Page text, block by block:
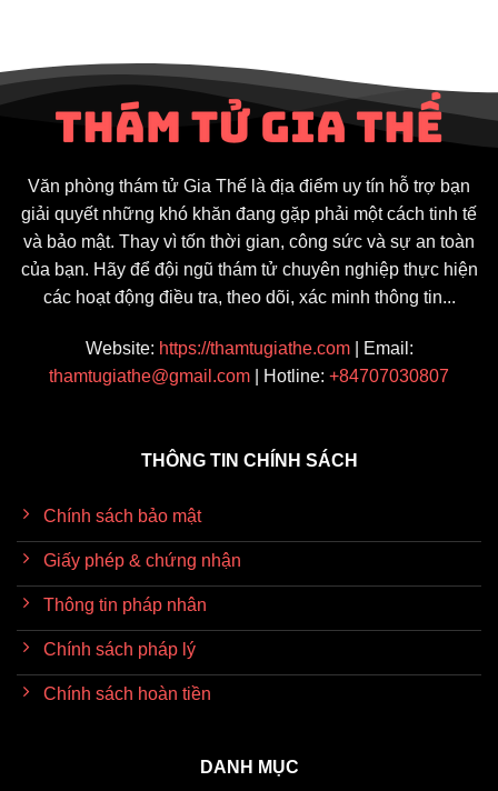
Văn phòng thám tử Gia Thế là địa điểm uy tín hỗ trợ bạn
giải quyết những khó khăn đang gặp phải một cách tinh tế
và bảo mật. Thay vì tốn thời gian, công sức và sự an toàn
của bạn. Hãy để đội ngũ thám tử chuyên nghiệp thực hiện
các hoạt động điều tra, theo dõi, xác minh thông tin...
Website: https://thamtugiathe.com| Email:
thamtugiathe@gmail.com | Hotline: +84707030807
THÔNG TIN CHÍNH SÁCH
Chính sách bảo mật
Giấy phép & chứng nhận
Thông tin pháp nhân
Chính sách pháp lý
Chính sách hoàn tiền
DANH MỤC